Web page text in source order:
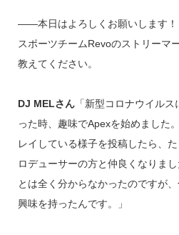
――本日はよろしくお願いします！
スポーツチームRevoのストリーマ
教えてください。
DJ MELさん「新型コロナウイルス
った時、趣味でApexを始めました
レイしている様子を投稿したら、
ロデューサーの方と仲良くなりま
とは全く分からなかったのですが
興味を持ったんです。」